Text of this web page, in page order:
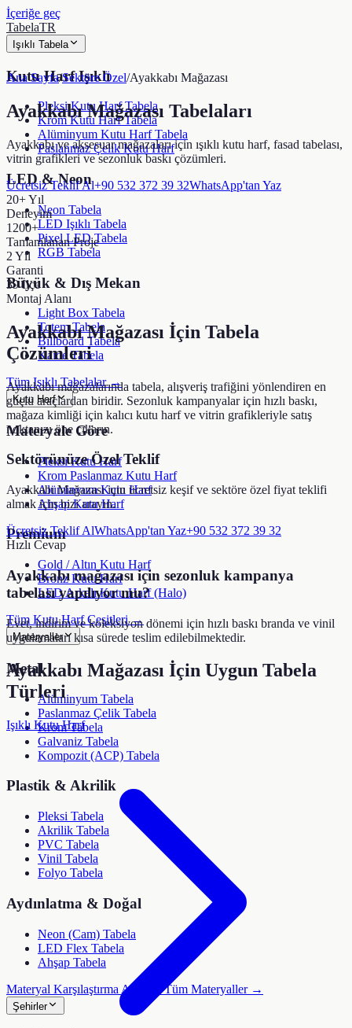
İçeriğe geç
TabelaTR
Işıklı Tabela
Kutu Harf Işıklı
Pleksi Kutu Harf Tabela
Krom Kutu Harf Tabela
Alüminyum Kutu Harf Tabela
Paslanmaz Çelik Kutu Harf
LED & Neon
Neon Tabela
LED Işıklı Tabela
Pixel LED Tabela
RGB Tabela
Büyük & Dış Mekan
Light Box Tabela
Totem Tabela
Billboard Tabela
Kaide Tabela
Tüm Işıklı Tabelalar →
Kutu Harf
Materyale Göre
Pleksi Kutu Harf
Krom Paslanmaz Kutu Harf
Alüminyum Kutu Harf
Ahşap Kutu Harf
Premium
Gold / Altın Kutu Harf
Bronz Kutu Harf
LED Arkalı Kutu Harf (Halo)
Tüm Kutu Harf Çeşitleri →
Materyaller
Metal
Alüminyum Tabela
Paslanmaz Çelik Tabela
Krom Tabela
Galvaniz Tabela
Kompozit (ACP) Tabela
Plastik & Akrilik
Pleksi Tabela
Akrilik Tabela
PVC Tabela
Vinil Tabela
Folyo Tabela
Aydınlatma & Doğal
Neon (Cam) Tabela
LED Flex Tabela
Ahşap Tabela
Materyal Karşılaştırma Aracı →Tüm Materyaller →
Şehirler
Ana Sayfa/Sektöre Özel/Ayakkabı Mağazası
Ayakkabı Mağazası Tabelaları
Ayakkabı ve aksesuar mağazaları için ışıklı kutu harf, fasad tabelası,
vitrin grafikleri ve sezonluk baskı çözümleri.
Ücretsiz Teklif Al+90 532 372 39 32WhatsApp'tan Yaz
20+ Yıl
Deneyim
1200+
Tamamlanan Proje
2 Yıl
Garanti
39 İlçe
Montaj Alanı
Ayakkabı Mağazası İçin Tabela
Çözümleri
Ayakkabı mağazalarında tabela, alışveriş trafiğini yönlendiren en
güçlü araçlardan biridir. Sezonluk kampanyalar için hızlı baskı,
mağaza kimliği için kalıcı kutu harf ve vitrin grafikleriyle satış
noktanızı öne çıkarın.
Sektörünüze Özel Teklif
Ayakkabı Mağazasıiçin ücretsiz keşif ve sektöre özel fiyat teklifi
almak için bizi arayın.
Ücretsiz Teklif AlWhatsApp'tan Yaz+90 532 372 39 32
Hızlı Cevap
Ayakkabı mağazası için sezonluk kampanya
tabelası yapılıyor mu?
Evet, indirim ve koleksiyon dönemi için hızlı baskı branda ve vinil
uygulamaları kısa sürede teslim edilebilmektedir.
Ayakkabı Mağazası İçin Uygun Tabela
Türleri
Işıklı Kutu Harf